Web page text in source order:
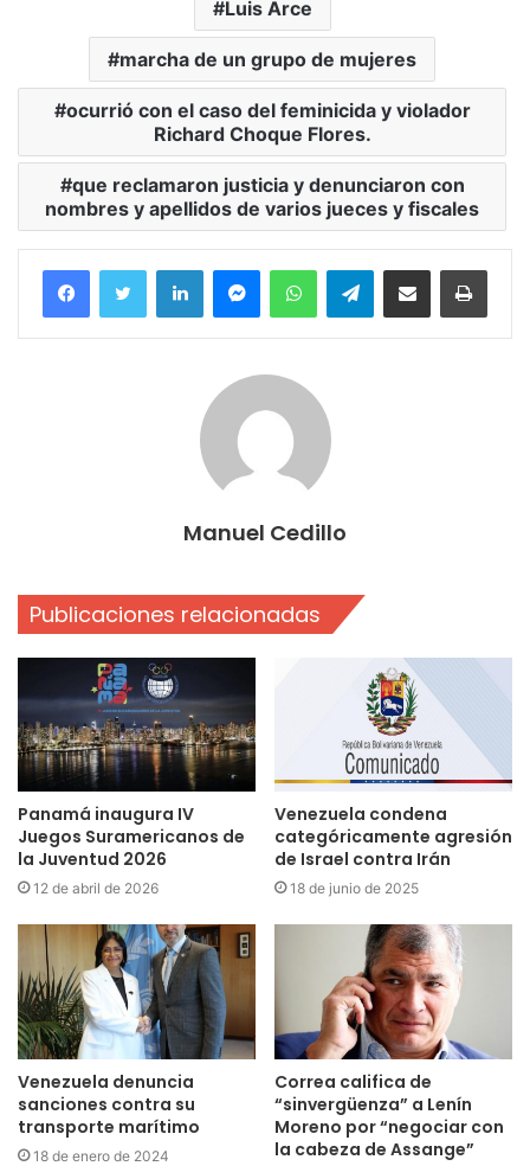
Luis Arce
marcha de un grupo de mujeres
ocurrió con el caso del feminicida y violador
Richard Choque Flores.
que reclamaron justicia y denunciaron con
nombres y apellidos de varios jueces y fiscales
FacebookTwitter LinkedInMessengerWhatsAppTelegramCompartir por correo electrónico
Manuel Cedillo
Publicaciones relacionadas
Panamá inaugura IV
Juegos Suramericanos de
la Juventud 2026
12 de abril de 2026
Venezuela condena
categóricamente agresión
de Israel contra Irán
18 de junio de 2025
Venezuela denuncia
sanciones contra su
transporte marítimo
18 de enero de 2024
Correa califica de
“sinvergüenza” a Lenín
Moreno por “negociar con
la cabeza de Assange”